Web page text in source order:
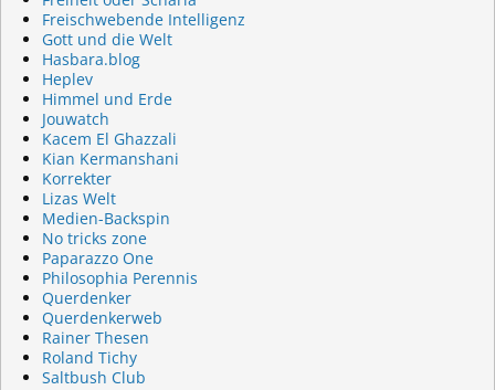
Freischwebende Intelligenz
Gott und die Welt
Hasbara.blog
Heplev
Himmel und Erde
Jouwatch
Kacem El Ghazzali
Kian Kermanshani
Korrekter
Lizas Welt
Medien-Backspin
No tricks zone
Paparazzo One
Philosophia Perennis
Querdenker
Querdenkerweb
Rainer Thesen
Roland Tichy
Saltbush Club